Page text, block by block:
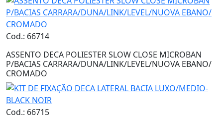
Cod.: 66714
ASSENTO DECA POLIESTER SLOW CLOSE MICROBAN
P/BACIAS CARRARA/DUNA/LINK/LEVEL/NUOVA EBANO/
CROMADO
Cod.: 66715